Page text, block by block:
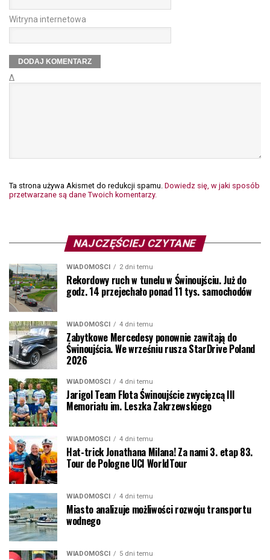
Witryna internetowa
Δ
Ta strona używa Akismet do redukcji spamu. Dowiedz się, w jaki sposób
przetwarzane są dane Twoich komentarzy.
NAJCZĘŚCIEJ CZYTANE
WIADOMOŚCI 2 dni temu
Rekordowy ruch w tunelu w Świnoujściu. Już do
godz. 14 przejechało ponad 11 tys. samochodów
WIADOMOŚCI 4 dni temu
Zabytkowe Mercedesy ponownie zawitają do
Świnoujścia. We wrześniu rusza StarDrive Poland
2026
WIADOMOŚCI 4 dni temu
Jarigol Team Flota Świnoujście zwycięzcą III
Memoriału im. Leszka Zakrzewskiego
WIADOMOŚCI 4 dni temu
Hat-trick Jonathana Milana! Za nami 3. etap 83.
Tour de Pologne UCI WorldTour
WIADOMOŚCI 4 dni temu
Miasto analizuje możliwości rozwoju transportu
wodnego
WIADOMOŚCI 5 dni temu